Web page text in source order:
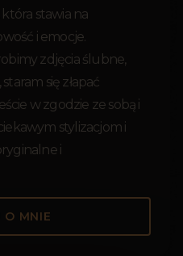
stawia na
i emocje.
zdjęcia ślubne,
się złapać
w zgodzie ze sobą i
stylizacjom i
i
O MNIE